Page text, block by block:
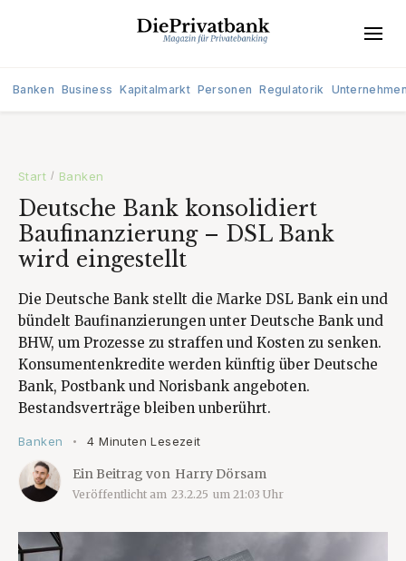
Banken Business Kapitalmarkt Personen Regulatorik
Start / Banken
Deutsche Bank konsolidiert
Baufinanzierung – DSL Bank
wird eingestellt
Die Deutsche Bank stellt die Marke DSL Bank ein und
bündelt Baufinanzierungen unter Deutsche Bank und
BHW, um Prozesse zu straffen und Kosten zu senken.
Konsumentenkredite werden künftig über Deutsche
Bank, Postbank und Norisbank angeboten.
Bestandsverträge bleiben unberührt.
Banken • 4 Minuten Lesezeit
Ein Beitrag von Harry Dörsam
Veröffentlicht am 23.2.25 um 21:03 Uhr